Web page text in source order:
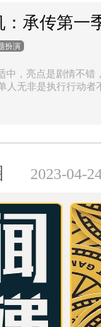
：承传第一
扮演
中，亮点是剧情不错
人无非是执行行动
2023-04-